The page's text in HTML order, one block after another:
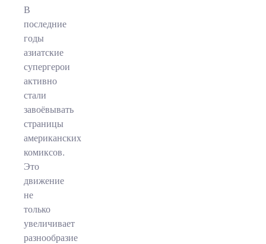
В
последние
годы
азиатские
супергерои
активно
стали
завоёвывать
страницы
американских
комиксов.
Это
движение
не
только
увеличивает
разнообразие